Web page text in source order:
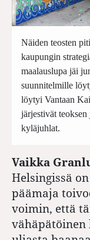
Näiden teosten
kaupungin
maalauslupa jäi
suunnitelmille
löytyi Vantaan
järjestivät teoksen
kyläjuhlat.
Vaikka
Helsingissä
päämaja
voimin, että
vähäpätöinen